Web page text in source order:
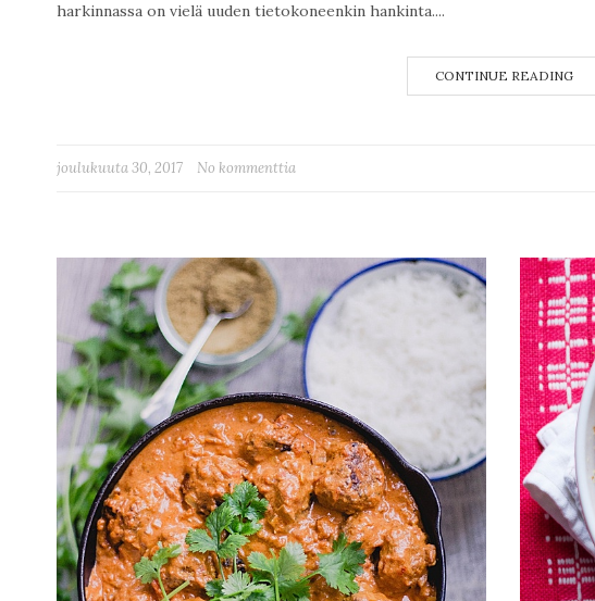
harkinnassa on vielä uuden tietokoneenkin hankinta....
CONTINUE READING
joulukuuta 30, 2017 No kommenttia